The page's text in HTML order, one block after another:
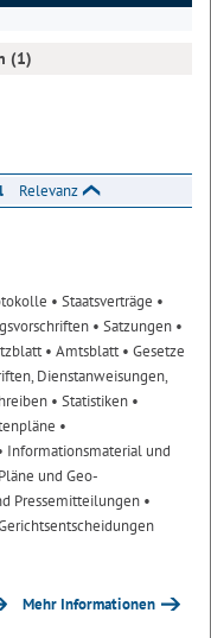
(1)
Relevanz
• Staatsverträge •
• Satzungen •
• Amtsblatt• Gesetze
Dienstanweisungen,
• Statistiken •
•
Informationsmaterial und
und Geo-
Pressemitteilungen •
Mehr Informationen